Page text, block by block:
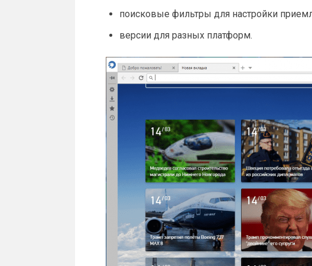
поисковые фильтры для настройки
версии для разных платформ.